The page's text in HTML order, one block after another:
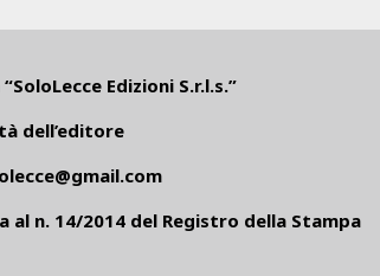
Edizioni S.r.l.s.”
dell’editore
al n. 14/2014 del Registro della Stampa